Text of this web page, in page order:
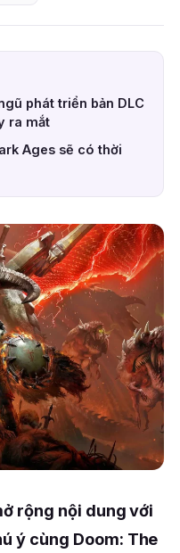
phát triển bản DLC
ra mắt
Ages sẽ có thời
rộng nội dung với
ý cùng Doom: The